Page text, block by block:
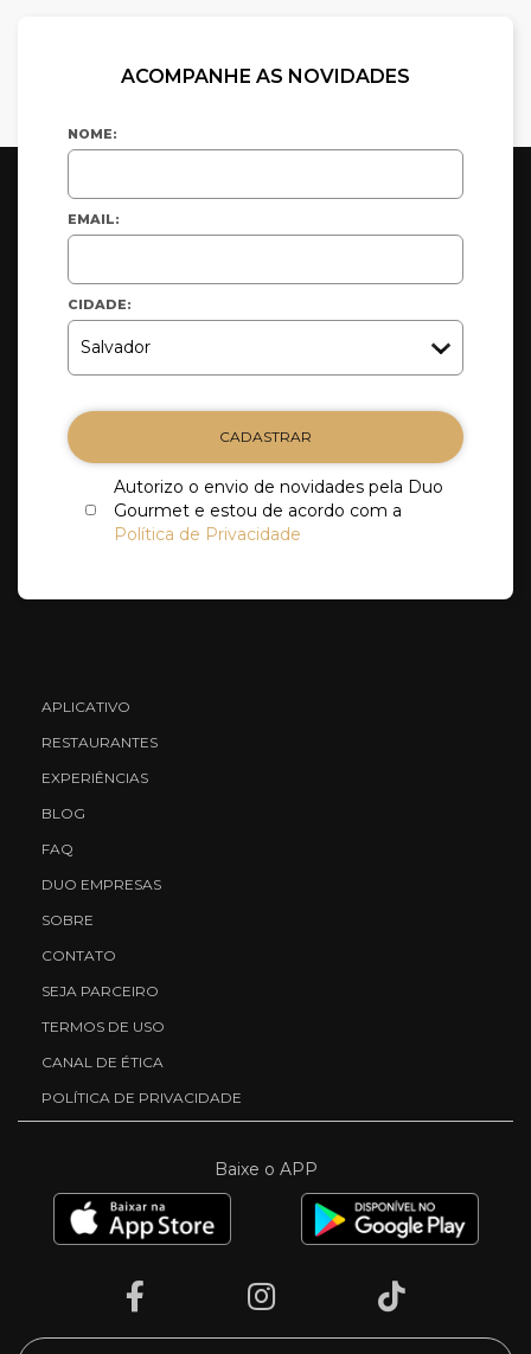
ACOMPANHE AS NOVIDADES
NOME:
EMAIL:
CIDADE:
CADASTRAR
Autorizo o envio de novidades pela Duo
Gourmet e estou de acordo com a
Política de Privacidade
APLICATIVO
RESTAURANTES
EXPERIÊNCIAS
BLOG
FAQ
DUO EMPRESAS
SOBRE
CONTATO
SEJA PARCEIRO
TERMOS DE USO
CANAL DE ÉTICA
POLÍTICA DE PRIVACIDADE
Baixe o APP